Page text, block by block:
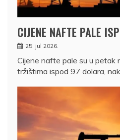
CIJENE NAFTE PALE
25. jul 2026.
Cijene nafte pale su u petak
tržištima ispod 97 dolara,